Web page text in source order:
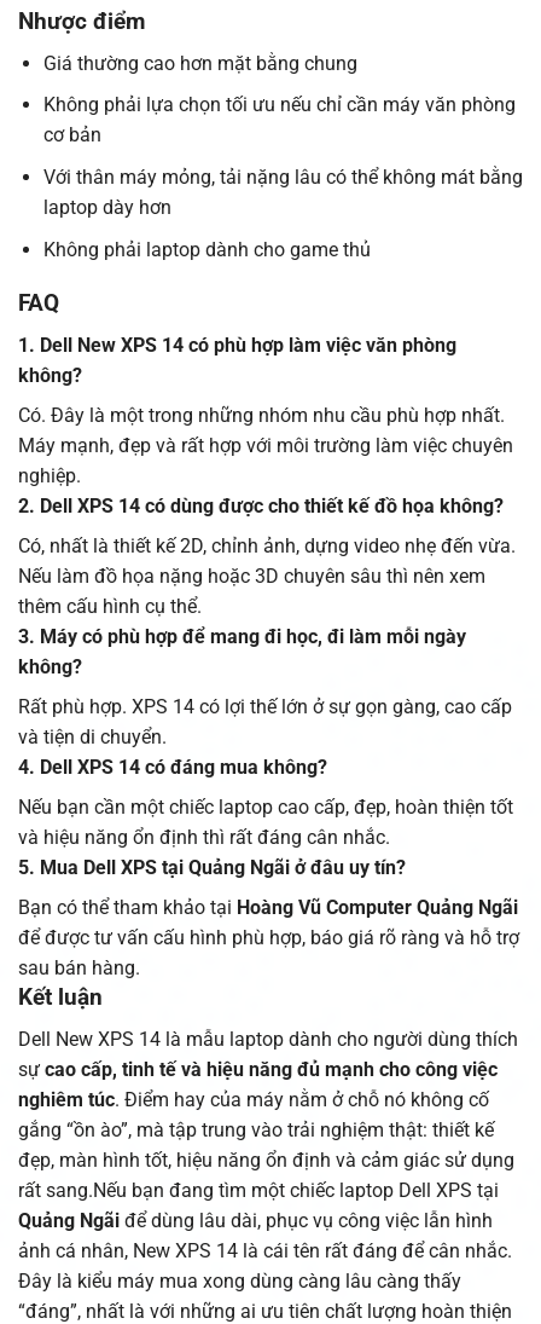
Nhược điểm
Giá thường cao hơn mặt bằng chung
Không phải lựa chọn tối ưu nếu chỉ cần máy văn phòng
cơ bản
Với thân máy mỏng, tải nặng lâu có thể không mát bằng
laptop dày hơn
Không phải laptop dành cho game thủ
FAQ
1. Dell New XPS 14 có phù hợp làm việc văn phòng
không?
Có. Đây là một trong những nhóm nhu cầu phù hợp nhất.
Máy mạnh, đẹp và rất hợp với môi trường làm việc chuyên
nghiệp.
2. Dell XPS 14 có dùng được cho thiết kế đồ họa không?
Có, nhất là thiết kế 2D, chỉnh ảnh, dựng video nhẹ đến vừa.
Nếu làm đồ họa nặng hoặc 3D chuyên sâu thì nên xem
thêm cấu hình cụ thể.
3. Máy có phù hợp để mang đi học, đi làm mỗi ngày
không?
Rất phù hợp. XPS 14 có lợi thế lớn ở sự gọn gàng, cao cấp
và tiện di chuyển.
4. Dell XPS 14 có đáng mua không?
Nếu bạn cần một chiếc laptop cao cấp, đẹp, hoàn thiện tốt
và hiệu năng ổn định thì rất đáng cân nhắc.
5. Mua Dell XPS tại Quảng Ngãi ở đâu uy tín?
Bạn có thể tham khảo tại Hoàng Vũ Computer Quảng Ngãi
để được tư vấn cấu hình phù hợp, báo giá rõ ràng và hỗ trợ
sau bán hàng.
Kết luận
Dell New XPS 14 là mẫu laptop dành cho người dùng thích
sự cao cấp, tinh tế và hiệu năng đủ mạnh cho công việc
nghiêm túc. Điểm hay của máy nằm ở chỗ nó không cố
gắng “ồn ào”, mà tập trung vào trải nghiệm thật: thiết kế
đẹp, màn hình tốt, hiệu năng ổn định và cảm giác sử dụng
rất sang.Nếu bạn đang tìm một chiếc laptop Dell XPS tại
Quảng Ngãi để dùng lâu dài, phục vụ công việc lẫn hình
ảnh cá nhân, New XPS 14 là cái tên rất đáng để cân nhắc.
Đây là kiểu máy mua xong dùng càng lâu càng thấy
“đáng”, nhất là với những ai ưu tiên chất lượng hoàn thiện